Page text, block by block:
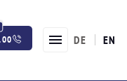
DE EN